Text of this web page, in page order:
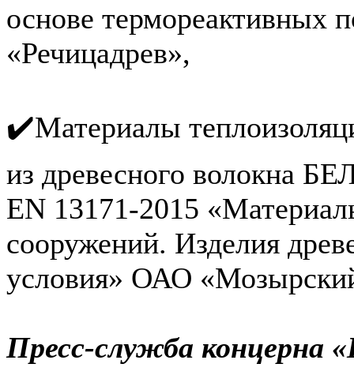
основе термореактивных
«Речицадрев»,
✔️Материалы
из древесного волокна
EN 13171-2015
сооружений. Изделия
условия» ОАО
Пресс-служба концерна